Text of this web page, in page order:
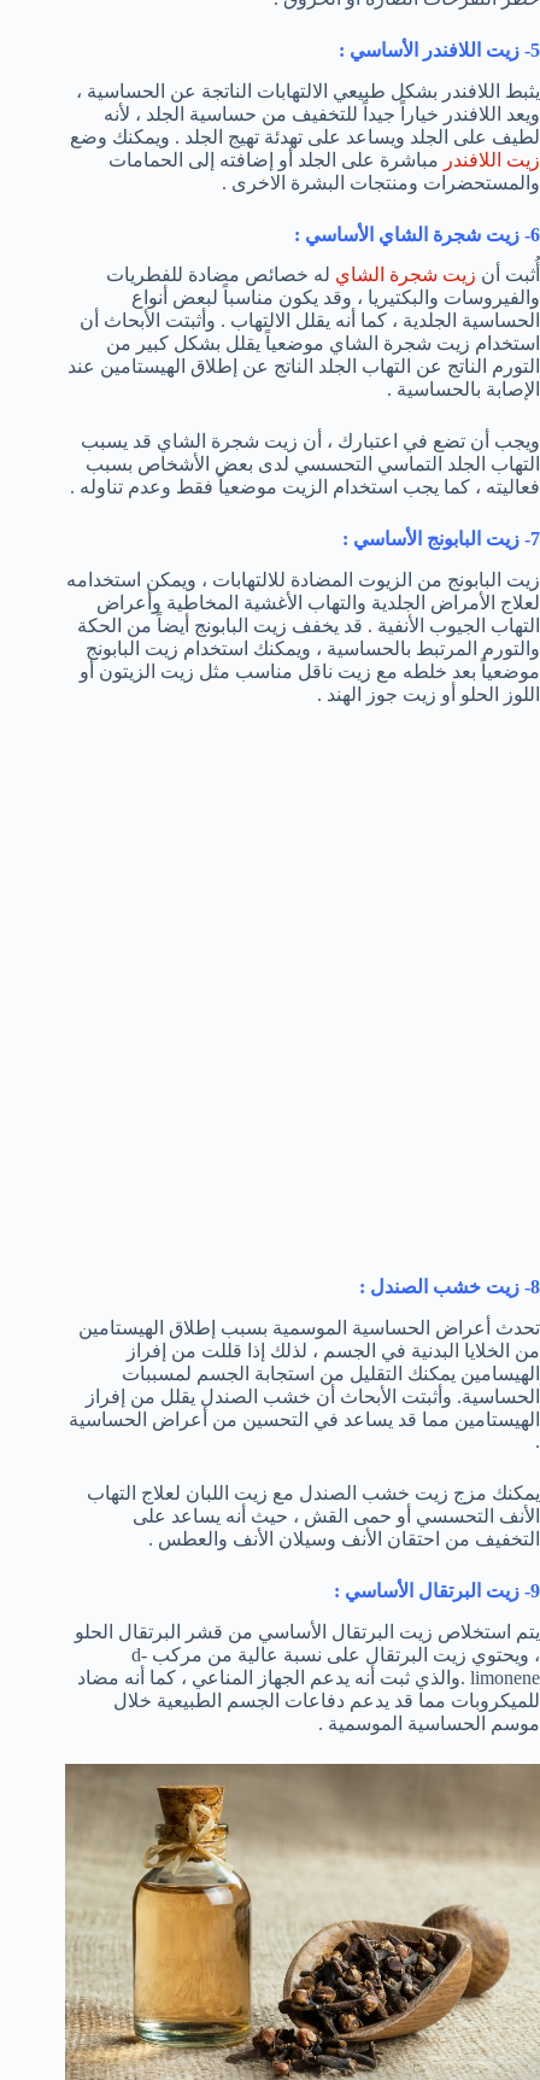
5- زيت اللافندر الأساسي :
يثبط اللافندر بشكل طبيعي الالتهابات الناتجة عن الحساسية ،
ويعد اللافندر خياراً جيداً للتخفيف من حساسية الجلد ، لأنه
لطيف على الجلد ويساعد على تهدئة تهيج الجلد . ويمكنك وضع
زيت اللافندر مباشرة على الجلد أو إضافته إلى الحمامات
والمستحضرات ومنتجات البشرة الاخرى .
6- زيت شجرة الشاي الأساسي :
أُثبت أن زيت شجرة الشاي له خصائص مضادة للفطريات
والفيروسات والبكتيريا ، وقد يكون مناسباً لبعض أنواع
الحساسية الجلدية ، كما أنه يقلل الالتهاب . وأثبتت الأبحاث أن
استخدام زيت شجرة الشاي موضعياً يقلل بشكل كبير من
التورم الناتج عن التهاب الجلد الناتج عن إطلاق الهيستامين عند
الإصابة بالحساسية .
ويجب أن تضع في اعتبارك ، أن زيت شجرة الشاي قد يسبب
التهاب الجلد التماسي التحسسي لدى بعض الأشخاص بسبب
فعاليته ، كما يجب استخدام الزيت موضعياً فقط وعدم تناوله .
7- زيت البابونج الأساسي :
زيت البابونج من الزيوت المضادة للالتهابات ، ويمكن استخدامه
لعلاج الأمراض الجلدية والتهاب الأغشية المخاطية وأعراض
التهاب الجيوب الأنفية . قد يخفف زيت البابونج أيضاً من الحكة
والتورم المرتبط بالحساسية ، ويمكنك استخدام زيت البابونج
موضعياً بعد خلطه مع زيت ناقل مناسب مثل زيت الزيتون أو
اللوز الحلو أو زيت جوز الهند .
8- زيت خشب الصندل :
تحدث أعراض الحساسية الموسمية بسبب إطلاق الهيستامين
من الخلايا البدنية في الجسم ، لذلك إذا قللت من إفراز
الهيسامين يمكنك التقليل من استجابة الجسم لمسببات
الحساسية. وأثبتت الأبحاث أن خشب الصندل يقلل من إفراز
الهيستامين مما قد يساعد في التحسين من أعراض الحساسية
.
يمكنك مزج زيت خشب الصندل مع زيت اللبان لعلاج التهاب
الأنف التحسسي أو حمى القش ، حيث أنه يساعد على
التخفيف من احتقان الأنف وسيلان الأنف والعطس .
9- زيت البرتقال الأساسي :
يتم استخلاص زيت البرتقال الأساسي من قشر البرتقال الحلو
، ويحتوي زيت البرتقال على نسبة عالية من مركب d-
limonene .والذي ثبت أنه يدعم الجهاز المناعي ، كما أنه مضاد
للميكروبات مما قد يدعم دفاعات الجسم الطبيعية خلال
موسم الحساسية الموسمية .